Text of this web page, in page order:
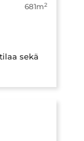
681m2
sekä